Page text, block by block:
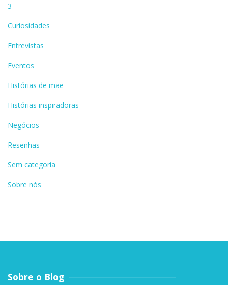
3
Curiosidades
Entrevistas
Eventos
Histórias de mãe
Histórias inspiradoras
Negócios
Resenhas
Sem categoria
Sobre nós
Sobre o Blog